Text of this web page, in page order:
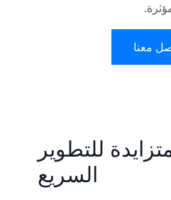
معنا
للتطوير
السريع